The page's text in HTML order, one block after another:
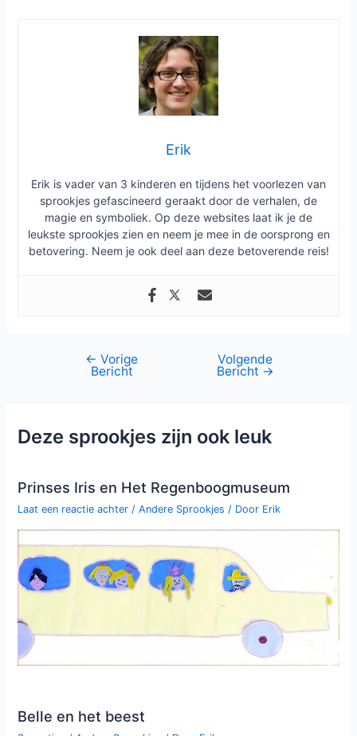
Erik
Erik is vader van 3 kinderen en tijdens het voorlezen van
sprookjes gefascineerd geraakt door de verhalen, de
magie en symboliek. Op deze websites laat ik je de
leukste sprookjes zien en neem je mee in de oorsprong en
betovering. Neem je ook deel aan deze betoverende reis!
← Vorige
Bericht
Volgende
Bericht →
Deze sprookjes zijn ook leuk
Prinses Iris en Het Regenboogmuseum
Laat een reactie achter /Andere Sprookjes / Door Erik
Belle en het beest